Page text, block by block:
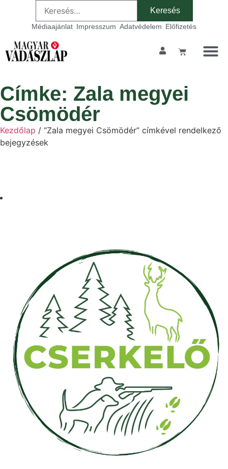
Médiaajánlat Impresszum Adatvédelem Előfizetés
Címke: Zala megyei
Csömödér
Kezdőlap / “Zala megyei Csömödér” címkével rendelkező
bejegyzések